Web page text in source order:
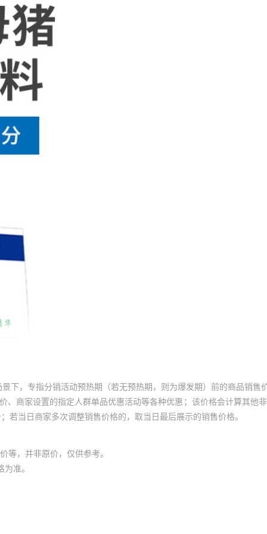
下，专指分销活动预热期（若无预热期，则为爆发期）前的商品销售
商家设置的指定人群单品优惠活动等各种优惠；该价格会计算其他
当日商家多次调整销售价格的，取当日最后展示的销售价格。
等，并非原价，仅供参考。
准。